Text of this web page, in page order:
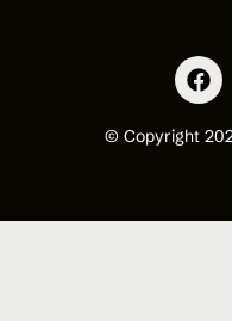
© Copyright